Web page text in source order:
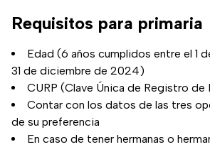
Requisitos para primaria
Edad (6 años cumplidos entre el 1
31 de diciembre de 2024)
CURP (Clave Única de Registro de
Contar con los datos de las tres
de su preferencia
En caso de tener hermanas o